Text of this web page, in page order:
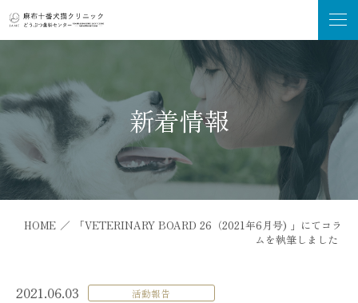
新着情報
HOME ／
「VETERINARY BOARD 26（2021年6月号) 」にてコラ
ムを執筆しました
2021.06.03 活動報告